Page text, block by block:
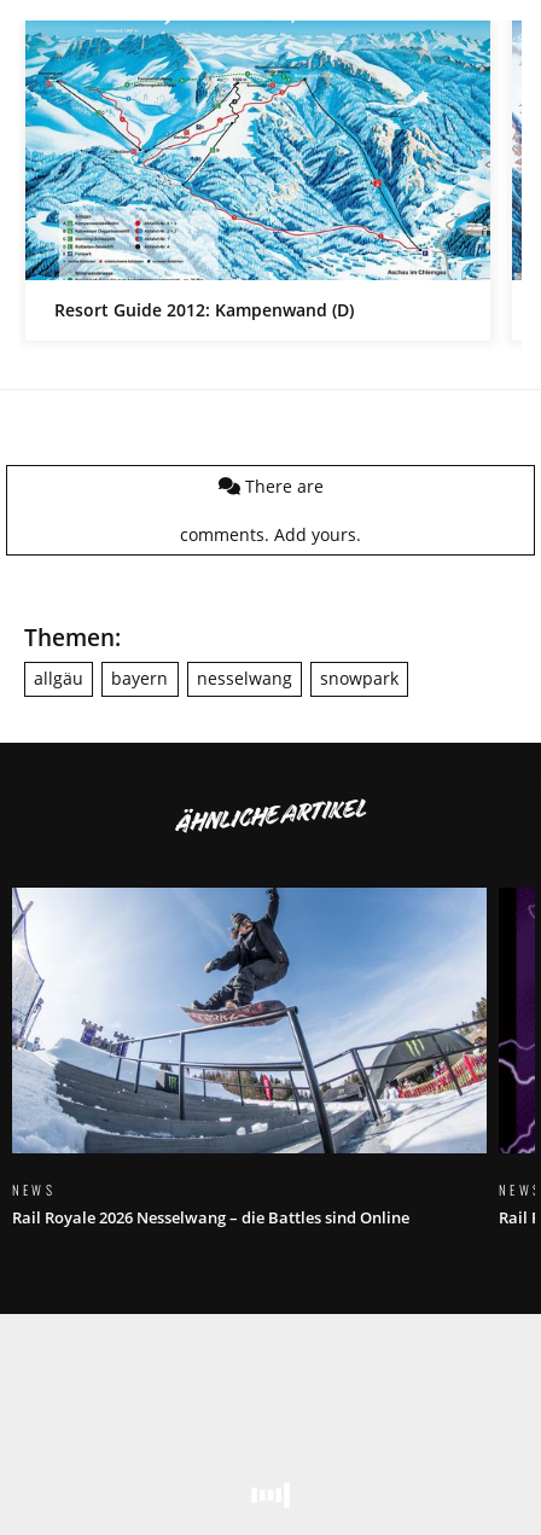
Resort Guide 2012: Kampenwand (D)
There are
comments. Add yours.
Themen:
allgäu bayern nesselwang snowpark
ÄHNLICHE ARTIKEL
NEWS
Rail Royale 2026 Nesselwang – die Battles sind Online
NEWS
Rail